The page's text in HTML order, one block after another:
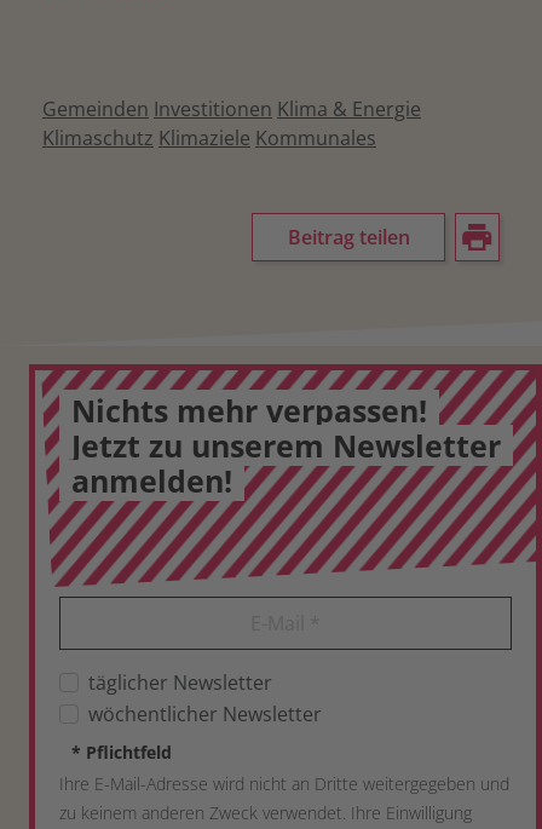
Gemeinden Investitionen Klima & Energie
Klimaschutz Klimaziele Kommunales
Beitrag teilen
Nichts mehr verpassen!
Jetzt zu unserem Newsletter
anmelden!
täglicher Newsletter
wöchentlicher Newsletter
* Pflichtfeld
Ihre E-Mail-Adresse wird nicht an Dritte weitergegeben und
zu keinem anderen Zweck verwendet. Ihre Einwilligung